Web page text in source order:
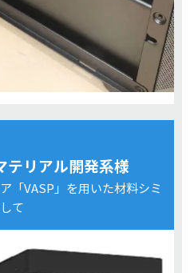
テリアル開発系様
「VASP」を用いた材料シミ
て